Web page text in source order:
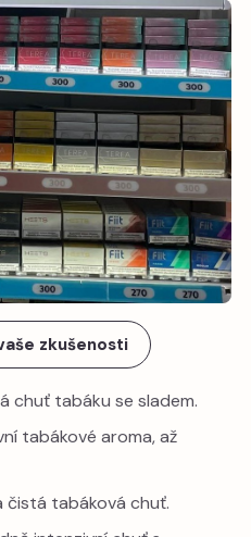
zkušenosti
chuť tabáku se sladem.
tabákové aroma, až
čistá tabáková chuť.